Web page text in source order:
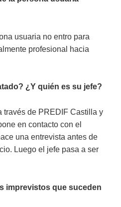
usuaria no entro para
profesional hacia
¿Y quién es su jefe?
través de PREDIF Castilla y
en contacto con el
una entrevista antes de
Luego el jefe pasa a ser
imprevistos que suceden